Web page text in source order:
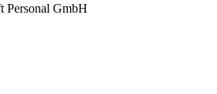
Personal GmbH